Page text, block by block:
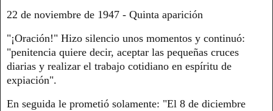
22 de noviembre de 1947 - Quinta aparición
"¡Oración!" Hizo silencio unos momentos y continuó:
"penitencia quiere decir, aceptar las pequeñas cruces
diarias y realizar el trabajo cotidiano en espíritu de
expiación".
En seguida le prometió solamente: "El 8 de diciembre